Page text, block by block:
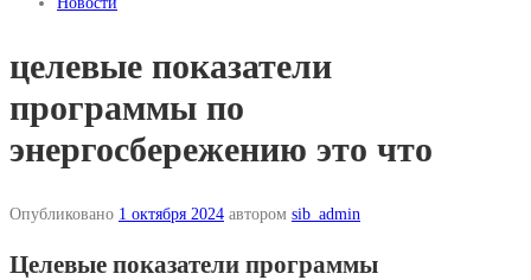
целевые показатели
программы по
энергосбережению это что
Опубликовано 1 октября 2024 автором sib_admin
Целевые показатели программы